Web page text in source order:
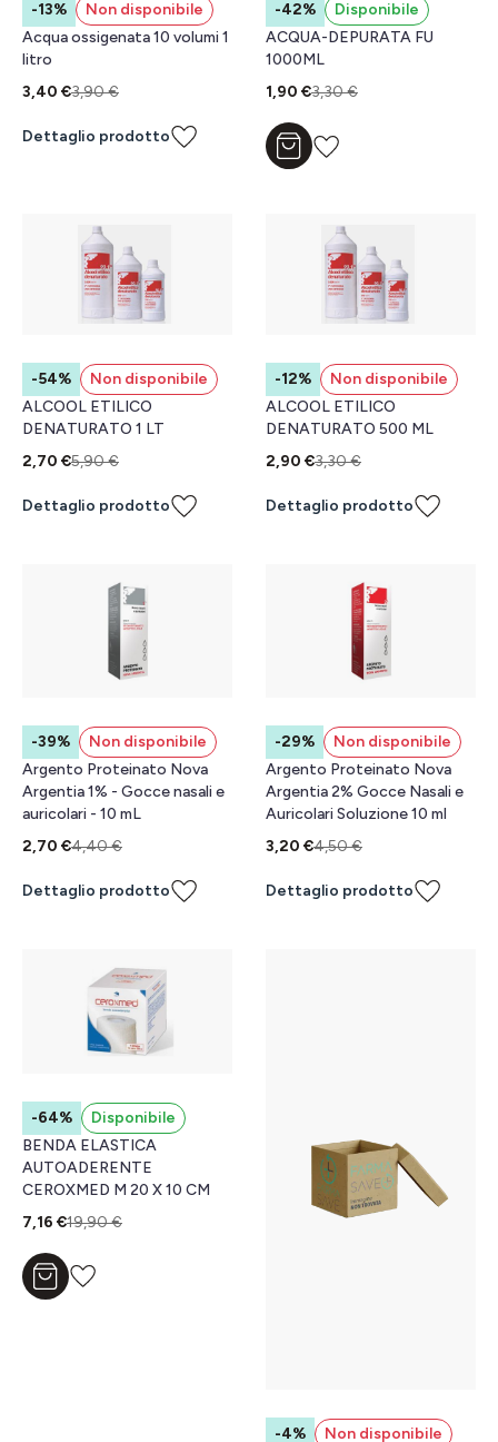
-13%
Non disponibile
Acqua ossigenata 10 volumi 1
litro
3,40 €3,90 €
Dettaglio prodotto
-42%
Disponibile
ACQUA-DEPURATA FU
1000ML
1,90 €3,30 €
Aggiungi al carrello
-54%
Non disponibile
ALCOOL ETILICO
DENATURATO 1 LT
2,70 €5,90 €
Dettaglio prodotto
-12%
Non disponibile
ALCOOL ETILICO
DENATURATO 500 ML
2,90 €3,30 €
Dettaglio prodotto
-39%
Non disponibile
Argento Proteinato Nova
Argentia 1% - Gocce nasali e
auricolari - 10 mL
2,70 €4,40 €
Dettaglio prodotto
-29%
Non disponibile
Argento Proteinato Nova
Argentia 2% Gocce Nasali e
Auricolari Soluzione 10 ml
3,20 €4,50 €
Dettaglio prodotto
-64%
Disponibile
BENDA ELASTICA
AUTOADERENTE
CEROXMED M 20 X 10 CM
7,16 €19,90 €
Aggiungi al carrello
-4% Non disponibile